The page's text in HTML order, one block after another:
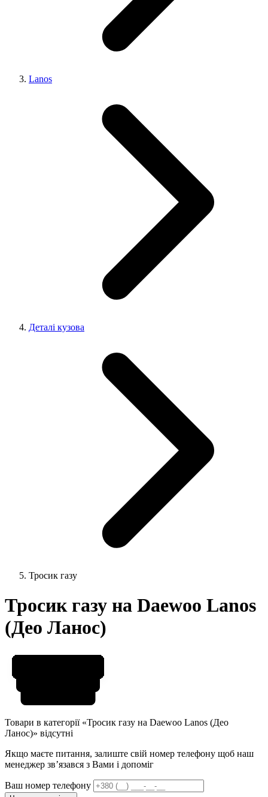
Lanos
Деталі кузова
Тросик газу
Тросик газу на Daewoo Lanos
(Део Ланос)
Товари в категорії «Тросик газу на Daewoo Lanos (Део
Ланос)» відсутні
Якщо маєте питання, залиште свій номер телефону щоб наш
менеджер звʼязався з Вами і допоміг
Ваш номер телефону